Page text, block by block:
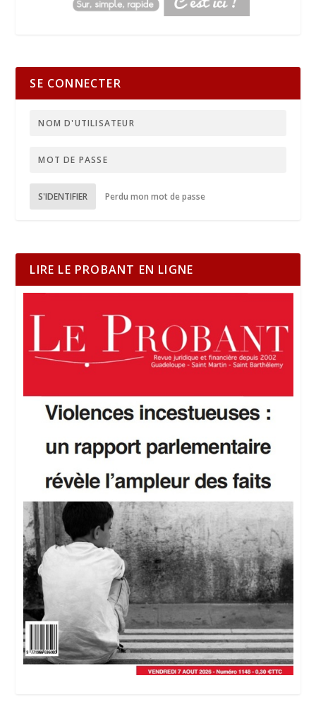
SE CONNECTER
S'IDENTIFIER Perdu mon mot de passe
LIRE LE PROBANT EN LIGNE